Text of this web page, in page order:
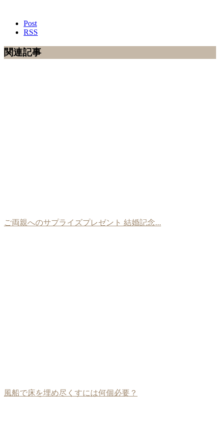
Post
RSS
関連記事
ご両親へのサプライズプレゼント 結婚記念...
風船で床を埋め尽くすには何個必要？